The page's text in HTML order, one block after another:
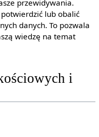
przewidywania.
lub obalić
danych. To pozwala
wiedzę na temat
i